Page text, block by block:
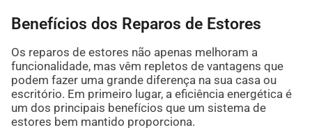
Benefícios dos Reparos de Estores
Os reparos de estores não apenas melhoram a
funcionalidade, mas vêm repletos de vantagens que
podem fazer uma grande diferença na sua casa ou
escritório. Em primeiro lugar, a eficiência energética é
um dos principais benefícios que um sistema de
estores bem mantido proporciona.